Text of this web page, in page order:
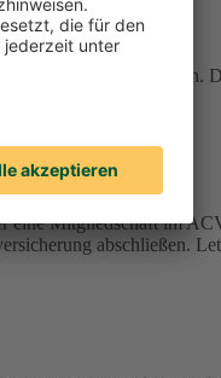
entstehen können.
eine Mitgliedschaft im
abschließen.